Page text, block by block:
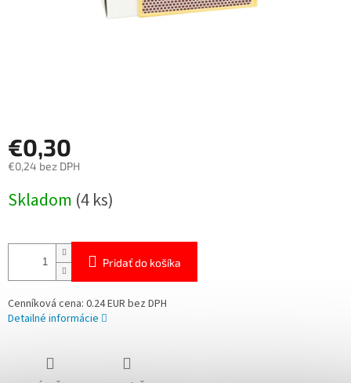
€0,30
€0,24 bez DPH
cena:
Skladom (4 ks)
Pridať do košíka
Cenníková cena: 0.24 EUR bez DPH
Detailné informácie